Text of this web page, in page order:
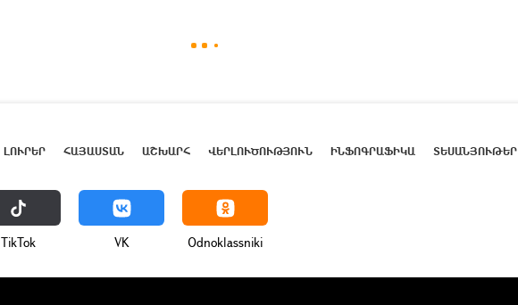
ԼՈՒՐԵՐ ՀԱՅԱՍՏԱՆ ԱՇԽԱՐՀ ՎԵՐԼՈՒԾՈՒԹՅՈՒՆ ԻՆՖՈԳՐԱՖԻԿԱ ՏԵՍԱՆՅՈՒԹԵՐ
ТikТоk VK Odnoklassniki